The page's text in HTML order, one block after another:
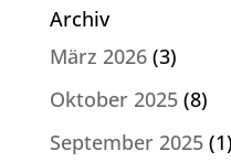
Archiv
März 2026(3)
Oktober 2025(8)
September 2025(1)